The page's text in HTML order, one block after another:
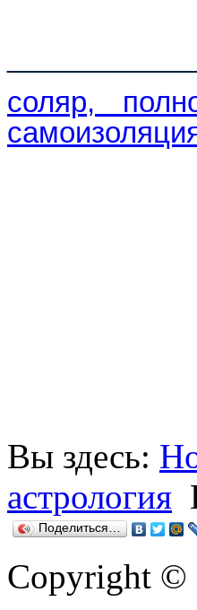
соляр,
Вы здесь:
астрология
Поделиться…
Copyright ©